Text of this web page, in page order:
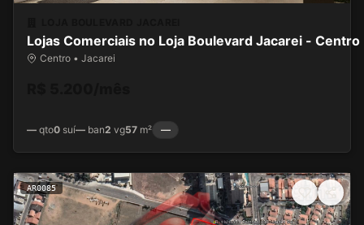
Lojas Comerciais no Loja Boulevard Jacarei - Centro
Centro • Jacarei
— qto0 suí— ban2 vg57 m² —
AR0085